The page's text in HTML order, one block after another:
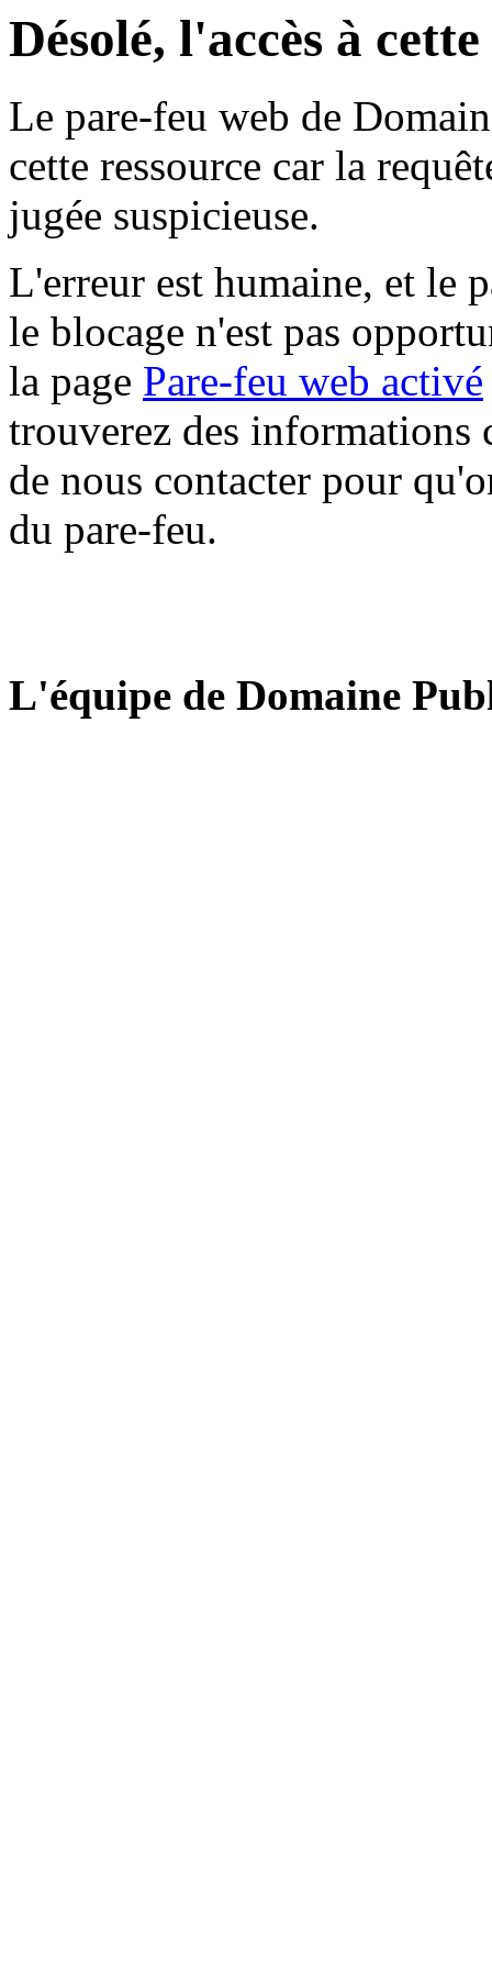
Désolé, l'accès à
Le pare-feu web de
cette ressource car la
jugée suspicieuse.
L'erreur est humaine, et le
le blocage n'est pas
la page Pare-feu web activé
trouverez des informations
de nous contacter pour
du pare-feu.
L'équipe de Domaine